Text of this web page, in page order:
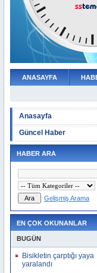
ANASAYFA
Anasayfa
Güncel Haber
HABER ARA
Gelişmiş Arama
EN ÇOK OKUNANLAR
BUGÜN
Bisikletin çarptığı yaya
yaralandı